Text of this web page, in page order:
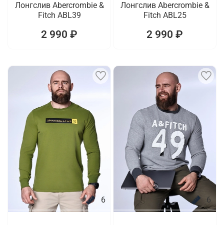
Лонгслив Abercrombie &
Fitch ABL39
2 990 ₽
Лонгслив Abercrombie &
Fitch ABL25
2 990 ₽
6 6